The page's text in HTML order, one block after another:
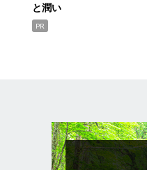
と潤い
PR